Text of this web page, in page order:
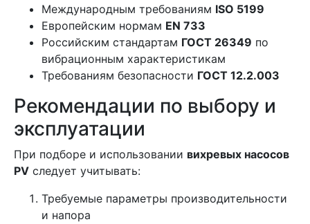
Международным требованиям ISO 5199
Европейским нормам EN 733
Российским стандартам ГОСТ 26349 по
вибрационным характеристикам
Требованиям безопасности ГОСТ 12.2.003
Рекомендации по выбору и
эксплуатации
При подборе и использовании вихревых насосов
PV следует учитывать:
Требуемые параметры производительности
и напора